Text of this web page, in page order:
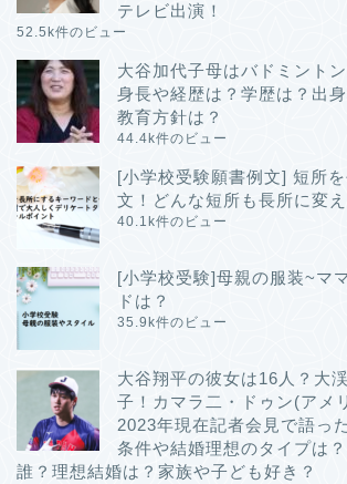
テレビ出演！
52.5k件のビュー
大谷加代子母はバドミント
身長や経歴は？学歴は？出
教育方針は？
44.4k件のビュー
[小学校受験願書例文] 短所
文！どんな短所も長所に変え
40.1k件のビュー
[小学校受験]母親の服装~マ
ドは？
35.9k件のビュー
大谷翔平の彼女は16人？大
子！カマラ二・ドゥン(アメ
2023年現在記者会見で語っ
条件や結婚理想のタイプは
誰？理想結婚は？家族や子ども好き？